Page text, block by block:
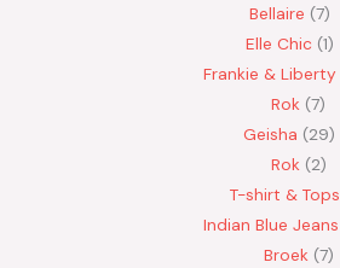
Bellaire 7
Elle Chic 1
Frankie & Liberty
Rok 7
Geisha
29
Rok 2
T-shirt & Tops
Indian Blue Jeans
Broek 7